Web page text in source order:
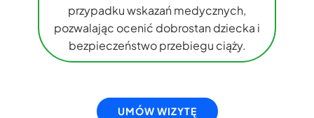
przypadku wskazań medycznych,
pozwalając ocenić dobrostan dziecka i
bezpieczeństwo przebiegu ciąży.
UMÓW WIZYTĘ